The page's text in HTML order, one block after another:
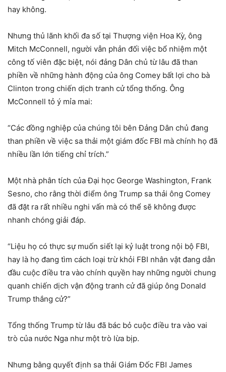
hay không.
Nhưng thủ lãnh khối đa số tại Thượng viện Hoa Kỳ, ông
Mitch McConnell, người vẫn phản đối việc bổ nhiệm một
công tố viên đặc biệt, nói đảng Dân chủ từ lâu đã than
phiền về những hành động của ông Comey bất lợi cho bà
Clinton trong chiến dịch tranh cử tổng thống. Ông
McConnell tỏ ý mỉa mai:
“Các đồng nghiệp của chúng tôi bên Đảng Dân chủ đang
than phiền về việc sa thải một giám đốc FBI mà chính họ đã
nhiều lần lớn tiếng chỉ trích.”
Một nhà phân tích của Đại học George Washington, Frank
Sesno, cho rằng thời điểm ông Trump sa thải ông Comey
đã đặt ra rất nhiều nghi vấn mà có thể sẽ không được
nhanh chóng giải đáp.
“Liệu họ có thực sự muốn siết lại kỷ luật trong nội bộ FBI,
hay là họ đang tìm cách loại trừ khỏi FBI nhân vật đang dẫn
đầu cuộc điều tra vào chính quyền hay những người chung
quanh chiến dịch vận động tranh cử đã giúp ông Donald
Trump thắng cử?”
Tổng thống Trump từ lâu đã bác bỏ cuộc điều tra vào vai
trò của nước Nga như một trò lừa bịp.
Nhưng bằng quyết định sa thải Giám Đốc FBI James